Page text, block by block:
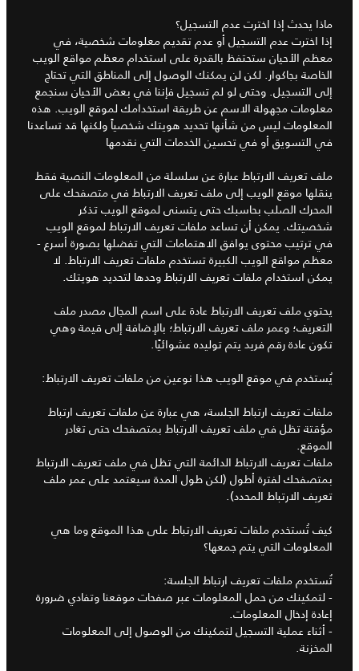
ماذا يحدث إذا اخترت عدم التسجيل؟
إذا اخترت عدم التسجيل أو عدم تقديم معلومات شخصية، في
معظم الأحيان ستحتفظ بالقدرة على استخدام معظم مواقع الويب
الخاصة بجاكوار. لكن لن يمكنك الوصول إلى المناطق التي تحتاج
إلى التسجيل. وحتى لو لم تسجيل فإننا في بعض الأحيان سنجمع
معلومات مجهولة الاسم عن طريقة استخدامك لموقع الويب. هذه
المعلومات ليس من شأنها تحديد هويتك شخصياً ولكنها قد تساعدنا
في التسويق أو في تحسين الخدمات التي نقدمها
ملف تعريف الارتباط عبارة عن سلسلة من المعلومات النصية فقط
ينقلها موقع الويب إلى ملف تعريف الارتباط في متصفحك على
المحرك الصلب بحاسبك حتى يتسنى لموقع الويب تذكر
شخصيتك. يمكن أن تساعد ملفات تعريف الارتباط لموقع الويب
في ترتيب محتوى يوافق الاهتمامات التي تفضلها بصورة أسرع -
معظم مواقع الويب الكبيرة تستخدم ملفات تعريف الارتباط. لا
يمكن استخدام ملفات تعريف الارتباط وحدها لتحديد هويتك.
يحتوي ملف تعريف الارتباط عادة على اسم المجال مصدر ملف
التعريف؛ وعمر ملف تعريف الارتباط؛ بالإضافة إلى قيمة وهي
تكون عادة رقم فريد يتم توليده عشوائيًا.
يُستخدم في موقع الويب هذا نوعين من ملفات تعريف الارتباط:
ملفات تعريف ارتباط الجلسة، هي عبارة عن ملفات تعريف ارتباط
مؤقتة تظل في ملف تعريف الارتباط بمتصفحك حتى تغادر
الموقع.
ملفات تعريف الارتباط الدائمة التي تظل في ملف تعريف الارتباط
بمتصفحك لفترة أطول (لكن طول المدة سيعتمد على عمر ملف
تعريف الارتباط المحدد).
كيف تُستخدم ملفات تعريف الارتباط على هذا الموقع وما هي
المعلومات التي يتم جمعها؟
تُستخدم ملفات تعريف ارتباط الجلسة:
- لتمكينك من حمل المعلومات عبر صفحات موقعنا وتفادي ضرورة
إعادة إدخال المعلومات.
- أثناء عملية التسجيل لتمكينك من الوصول إلى المعلومات
المخزنة.